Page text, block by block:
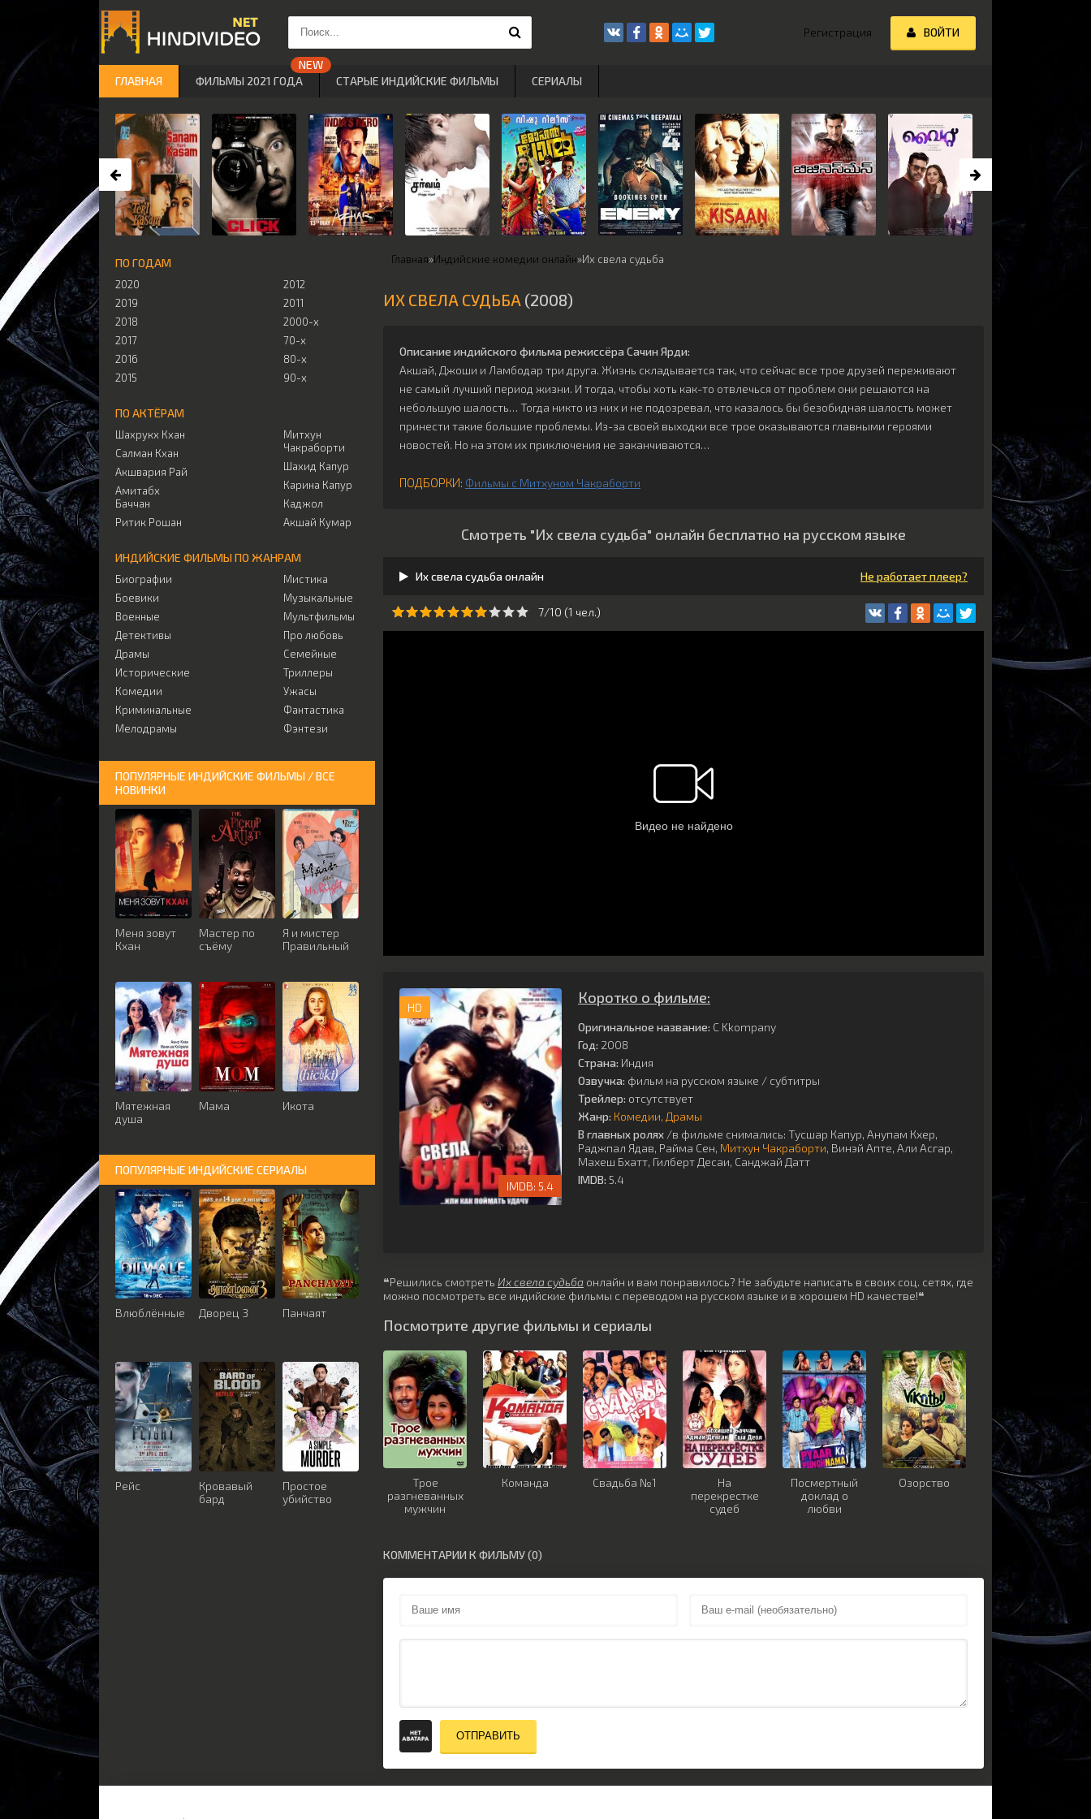
Главная»Индийские комедии онлайн»Их свела судьба
ИХ СВЕЛА СУДЬБА (2008)
Описание индийского фильма режиссёра Сачин Ярди:
Акшай, Джоши и Ламбодар три друга. Жизнь складывается так, что сейчас все трое друзей переживают
не самый лучший период жизни. И тогда, чтобы хоть как-то отвлечься от проблем они решаются на
небольшую шалость… Тогда никто из них и не подозревал, что казалось бы безобидная шалость может
принести такие большие проблемы. Из-за своей выходки все трое оказываются главными героями
новостей. Но на этом их приключения не заканчиваются…
ПОДБОРКИ: Фильмы с Митхуном Чакраборти
Смотреть "Их свела судьба" онлайн бесплатно на русском языке
Их свела судьба онлайн Не работает плеер?
7/10 (1 чeл.)
HD
5.4
Коротко о фильме:
Оригинальное название: C Kkompany
Год: 2008
Страна: Индия
Озвучка: фильм на русском языке / субтитры
Трейлер: отсутствует
Жанр: Комедии Драмы
В главных ролях /в фильме снимались: Тусшар Капур, Анупам Кхер,
Раджпал Ядав, Райма Сен, Митхун Чакраборти, Винэй Апте, Али Асгар,
Махеш Бхатт, Гилберт Десаи, Санджай Датт
IMDB: 5.4
❝Решились смотреть Их свела судьба онлайн и вам понравилось? Не забудьте написать в своих соц. сетях, где
можно посмотреть все индийские фильмы с переводом на русском языке и в хорошем HD качестве!❝
Посмотрите другие фильмы и сериалы
Трое
разгневанных
мужчин
Команда Свадьба №1
На
перекрестке
судеб
Посмертный
доклад о
любви
Озорство
КОММЕНТАРИИ К ФИЛЬМУ (0)
ОТПРАВИТЬ
ПО ГОДАМ
2020
2019
2018
2017
2016
2015
2012
2011
2000-х
70-х
80-х
90-х
ПО АКТЁРАМ
Шахрукх Кхан
Салман Кхан
Акшвария Рай
Амитабх
Баччан
Ритик Рошан
Митхун
Чакраборти
Шахид Капур
Карина Капур
Каджол
Акшай Кумар
ИНДИЙСКИЕ ФИЛЬМЫ ПО ЖАНРАМ
Биографии
Боевики
Военные
Детективы
Драмы
Исторические
Комедии
Криминальные
Мелодрамы
Мистика
Музыкальные
Мультфильмы
Про любовь
Семейные
Триллеры
Ужасы
Фантастика
Фэнтези
ПОПУЛЯРНЫЕ ИНДИЙСКИЕ ФИЛЬМЫ / ВСЕ
НОВИНКИ
Меня зовут
Кхан
Мастер по
съёму
Я и мистер
Правильный
Мятежная
душа
Мама Икота
ПОПУЛЯРНЫЕ ИНДИЙСКИЕ СЕРИАЛЫ
Влюблённые Дворец 3 Панчаят
Рейс
Кровавый
бард
Простое
убийство
Регистрация ВОЙТИ
ГЛАВНАЯ ФИЛЬМЫ 2021 ГОДА СТАРЫЕ ИНДИЙСКИЕ ФИЛЬМЫ СЕРИАЛЫ